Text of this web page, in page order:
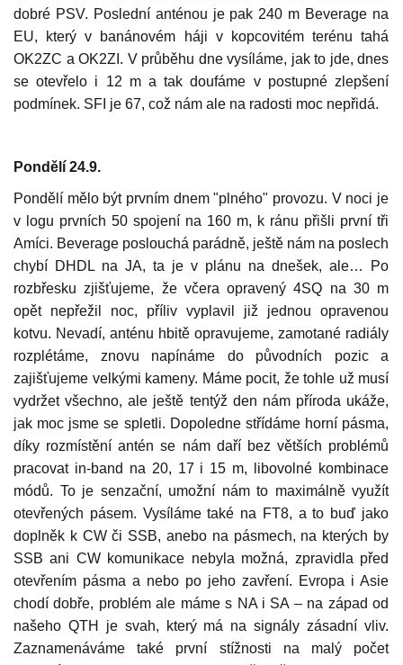
dobré PSV. Poslední anténou je pak 240 m Beverage na
EU, který v banánovém háji v kopcovitém terénu tahá
OK2ZC a OK2ZI. V průběhu dne vysíláme, jak to jde, dnes
se otevřelo i 12 m a tak doufáme v postupné zlepšení
podmínek. SFI je 67, což nám ale na radosti moc nepřidá.
Pondělí 24.9.
Pondělí mělo být prvním dnem "plného" provozu. V noci je
v logu prvních 50 spojení na 160 m, k ránu přišli první tři
Amíci. Beverage poslouchá parádně, ještě nám na poslech
chybí DHDL na JA, ta je v plánu na dnešek, ale… Po
rozbřesku zjišťujeme, že včera opravený 4SQ na 30 m
opět nepřežil noc, příliv vyplavil již jednou opravenou
kotvu. Nevadí, anténu hbitě opravujeme, zamotané radiály
rozplétáme, znovu napínáme do původních pozic a
zajišťujeme velkými kameny. Máme pocit, že tohle už musí
vydržet všechno, ale ještě tentýž den nám příroda ukáže,
jak moc jsme se spletli. Dopoledne střídáme horní pásma,
díky rozmístění antén se nám daří bez větších problémů
pracovat in-band na 20, 17 i 15 m, libovolné kombinace
módů. To je senzační, umožní nám to maximálně využít
otevřených pásem. Vysíláme také na FT8, a to buď jako
doplněk k CW či SSB, anebo na pásmech, na kterých by
SSB ani CW komunikace nebyla možná, zpravidla před
otevřením pásma a nebo po jeho zavření. Evropa i Asie
chodí dobře, problém ale máme s NA i SA – na západ od
našeho QTH je svah, který má na signály zásadní vliv.
Zaznamenáváme také první stížnosti na malý počet